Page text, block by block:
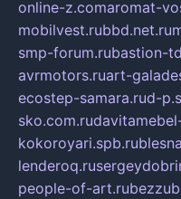
online-z.comaromat-
mobilvest.rubbd.net.ru
smp-forum.rubastion-
avrmotors.ruart-
ecostep-samara.rud-
sko.com.ru
kokoroyari.spb.ru
lenderoq.ru
people-of-art.ru